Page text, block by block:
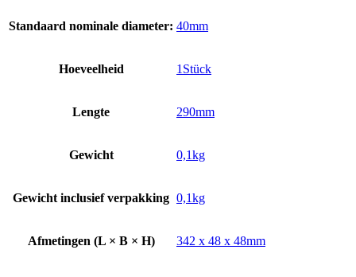
Standaard nominale diameter: 40mm
Hoeveelheid 1Stück
Lengte 290mm
Gewicht 0,1kg
Gewicht inclusief verpakking 0,1kg
Afmetingen (L × B × H) 342 x 48 x 48mm